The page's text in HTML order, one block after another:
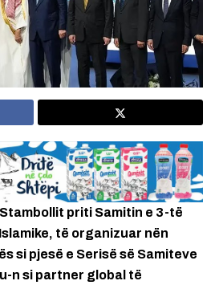
priti Samitin e 3-të
të organizuar nën
si pjesë e Serisë së Samiteve
n si partner global të